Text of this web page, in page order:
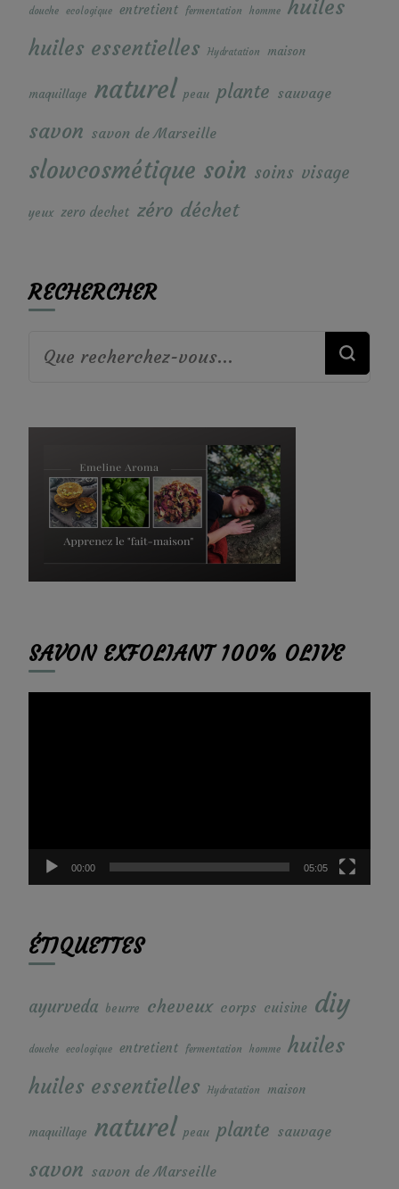
douche ecologique entretient fermentation homme huiles
huiles essentielles Hydratation maison
maquillage naturel peau plante sauvage
savon savon de Marseille
slowcosmétique soin soins visage
yeux zero dechet zéro déchet
RECHERCHER
Vous
quelque
chose ?
SAVON EXFOLIANT 100% OLIVE
00:00 05:05
ÉTIQUETTES
ayurveda beurre cheveux corps cuisine diy
douche ecologique entretient fermentation homme huiles
huiles essentielles Hydratation maison
maquillage naturel peau plante sauvage
savon savon de Marseille